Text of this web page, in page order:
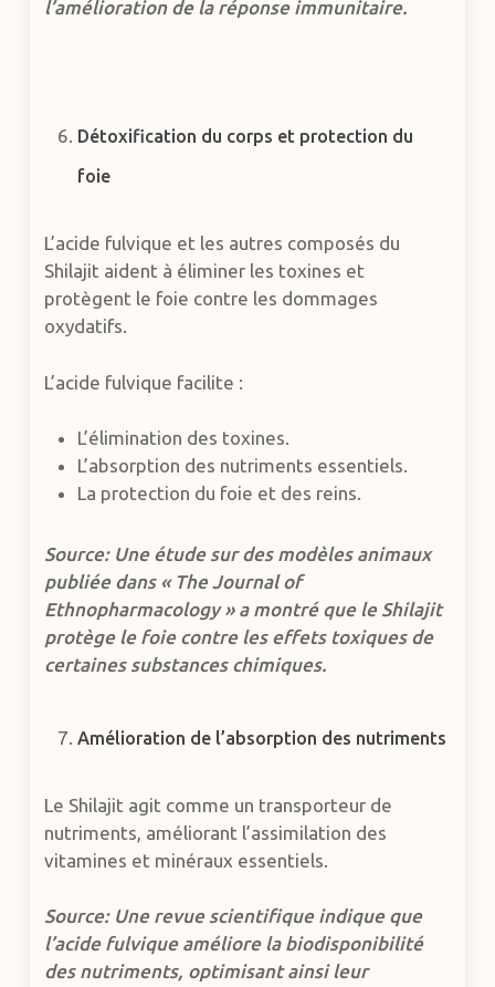
l’amélioration de la réponse immunitaire.
Détoxification du corps et protection du
foie
L’acide fulvique et les autres composés du
Shilajit aident à éliminer les toxines et
protègent le foie contre les dommages
oxydatifs.
L’acide fulvique facilite :
L’élimination des toxines.
L’absorption des nutriments essentiels.
La protection du foie et des reins.
Source: Une étude sur des modèles animaux
publiée dans « The Journal of
Ethnopharmacology » a montré que le Shilajit
protège le foie contre les effets toxiques de
certaines substances chimiques.
Amélioration de l’absorption des nutriments
Le Shilajit agit comme un transporteur de
nutriments, améliorant l’assimilation des
vitamines et minéraux essentiels.
Source: Une revue scientifique indique que
l’acide fulvique améliore la biodisponibilité
des nutriments, optimisant ainsi leur